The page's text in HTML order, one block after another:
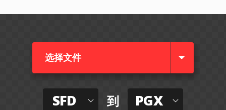
选择文件
SFD 到 PGX